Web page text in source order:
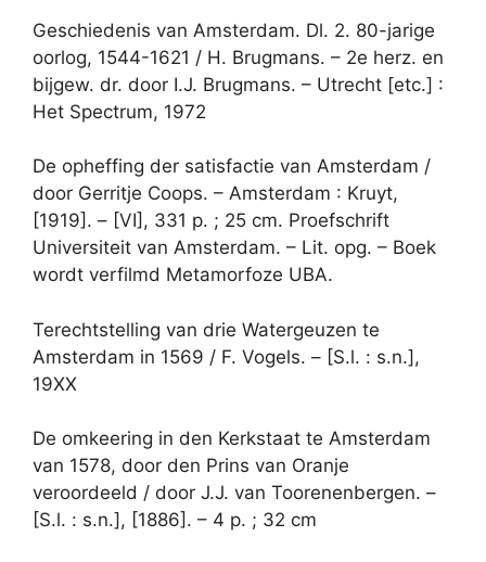
Geschiedenis van Amsterdam. Dl. 2. 80-jarige
oorlog, 1544-1621 / H. Brugmans. – 2e herz. en
bijgew. dr. door I.J. Brugmans. – Utrecht [etc.] :
Het Spectrum, 1972
De opheffing der satisfactie van Amsterdam /
door Gerritje Coops. – Amsterdam : Kruyt,
[1919]. – [VI], 331 p. ; 25 cm. Proefschrift
Universiteit van Amsterdam. – Lit. opg. – Boek
wordt verfilmd Metamorfoze UBA.
Terechtstelling van drie Watergeuzen te
Amsterdam in 1569 / F. Vogels. – [S.l. : s.n.],
19XX
De omkeering in den Kerkstaat te Amsterdam
van 1578, door den Prins van Oranje
veroordeeld / door J.J. van Toorenenbergen. –
[S.l. : s.n.], [1886]. – 4 p. ; 32 cm